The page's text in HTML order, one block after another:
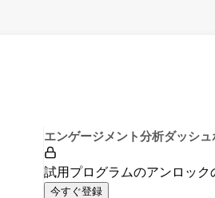
エンゲージメント分析ダッシュ
試用プログラムのアンロック
今すぐ登録